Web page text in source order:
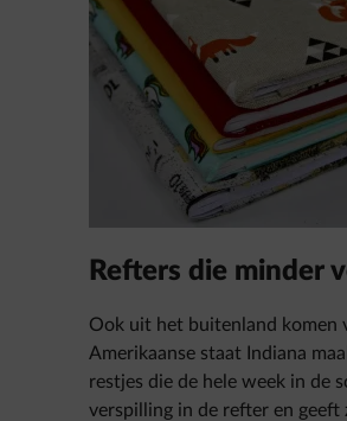
Refters die minder
Ook uit het buitenland komen
Amerikaanse staat Indiana
restjes die de hele week in de
verspilling in de refter en geeft